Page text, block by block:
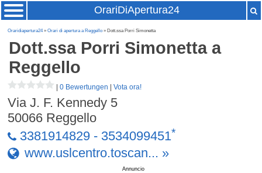
OrariDiApertura24
Oraridiapertura24»Orari di apertura a Reggello » Dott.ssa Porri Simonetta
Dott.ssa Porri Simonettaa
Reggello
|0 Bewertungen |Vota ora!
Via J. F. Kennedy 5
50066 Reggello
3381914829 - 3534099451*
www.uslcentro.toscan... »
Annuncio